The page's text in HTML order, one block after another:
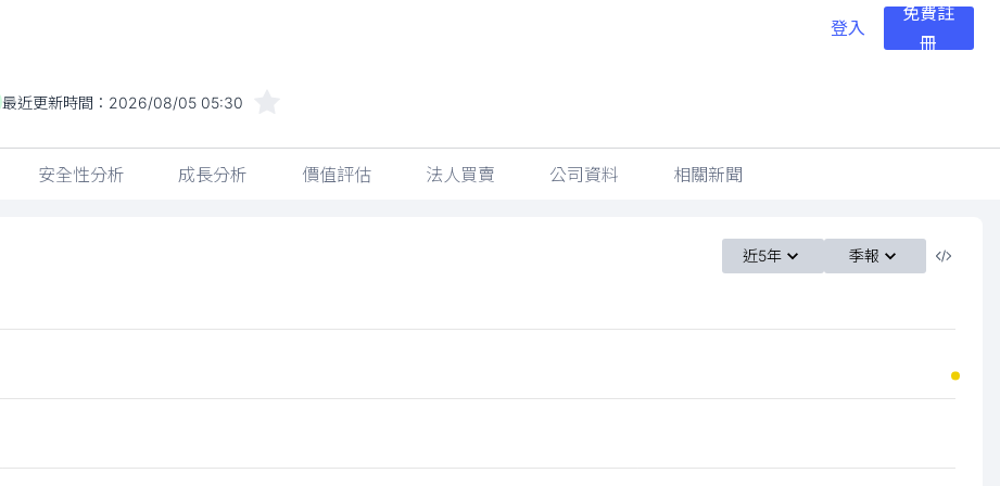
登入
免費註
冊
最近更新時間： 2026/08/05 05:30
安全性分析 成長分析 價值評估 法人買賣 公司資料 相關新聞
近5年 季報